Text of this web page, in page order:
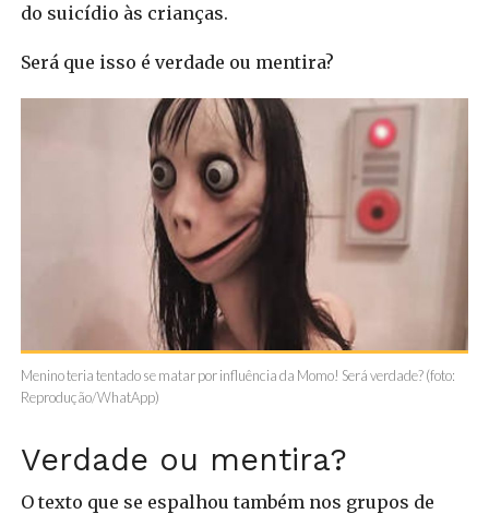
do suicídio às crianças.
Será que isso é verdade ou mentira?
Menino teria tentado se matar por influência da Momo! Será verdade? (foto:
Reprodução/WhatApp)
Verdade ou mentira?
O texto que se espalhou também nos grupos de